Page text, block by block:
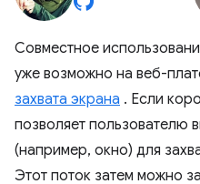
Совместное
уже возможно на веб-
захвата экрана . Если
позволяет пользователю
(например, окно) для
Этот поток затем можно